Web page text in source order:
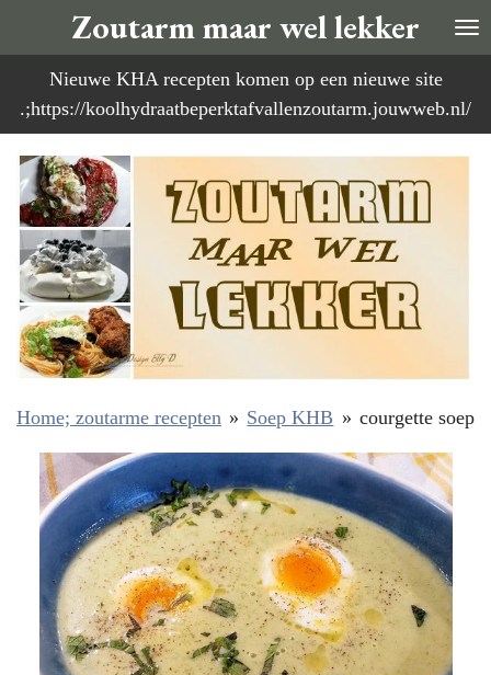
direct
naar
de
Zoutarm maar wel lekker
Nieuwe KHA recepten komen op een nieuwe site
.;https://koolhydraatbeperktafvallenzoutarm.jouwweb.nl/
Home; zoutarme recepten » Soep KHB » courgette soep